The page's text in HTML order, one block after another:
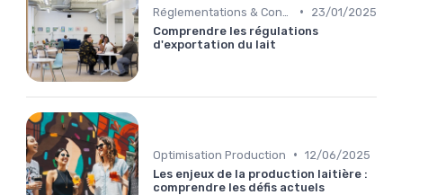
•
23/01/2025
Comprendre les régulations
d'exportation du lait
Optimisation Production • 12/06/2025
Les enjeux de la production laitière :
comprendre les défis actuels